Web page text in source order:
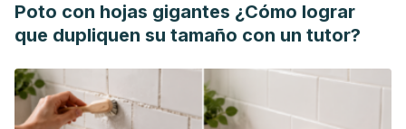
Poto con hojas gigantes ¿Cómo lograr
que dupliquen su tamaño con un tutor?